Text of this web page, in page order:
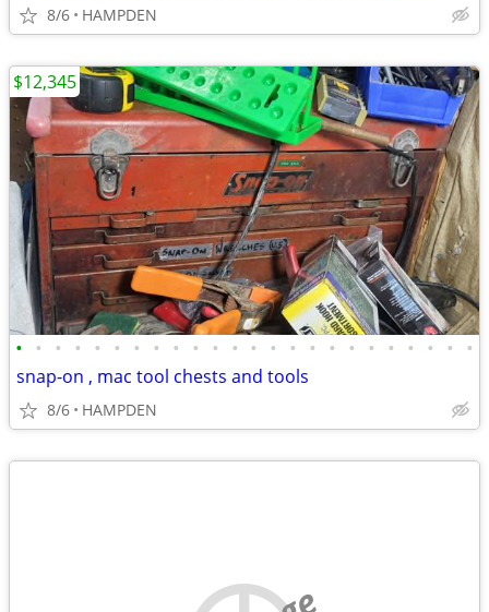
8/6 HAMPDEN
• • • • • • • • • • • • • • • • • • • • • • • •
snap-on , mac tool chests and tools
8/6 HAMPDEN
$12,345